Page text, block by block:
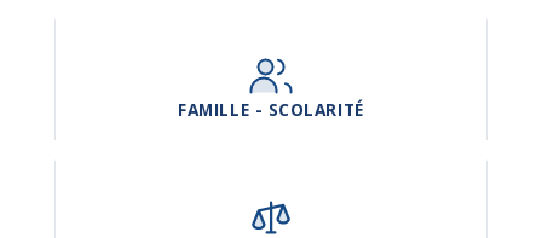
FAMILLE - SCOLARITÉ